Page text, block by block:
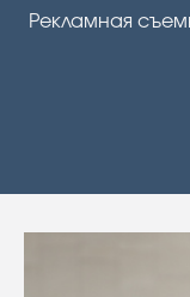
Рекламная